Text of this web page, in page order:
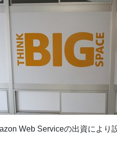
Web Serviceの出資により